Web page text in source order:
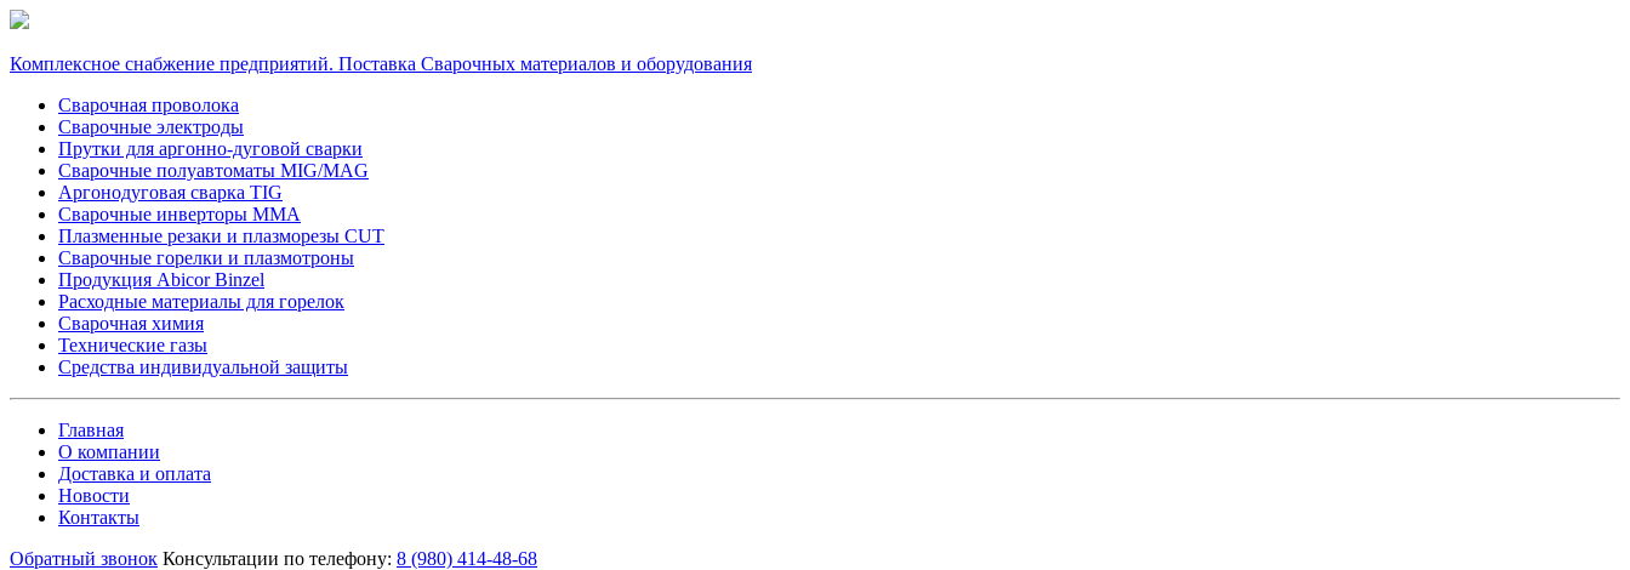
Комплексное снабжение предприятий. Поставка Сварочных материалов и оборудования
Сварочная проволока
Сварочные электроды
Прутки для аргонно-дуговой сварки
Сварочные полуавтоматы MIG/MAG
Аргонодуговая сварка TIG
Сварочные инверторы MMA
Плазменные резаки и плазморезы CUT
Сварочные горелки и плазмотроны
Продукция Abicor Binzel
Расходные материалы для горелок
Сварочная химия
Технические газы
Средства индивидуальной защиты
Главная
О компании
Доставка и оплата
Новости
Контакты
Обратный звонок Консультации по телефону: 8 (980) 414-48-68